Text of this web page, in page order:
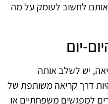
אותם לחשוב לעומק על מה
יום
יש לשלב אותה
להיות דרך קריאה משותפת של
למפגשים משפחתיים או